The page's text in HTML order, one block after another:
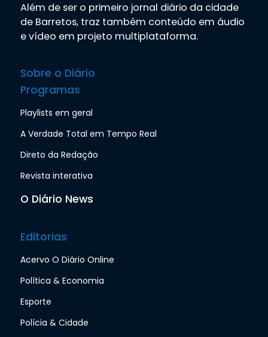
Além de ser o primeiro jornal diário da cidade
de Barretos, traz também conteúdo em áudio
e vídeo em projeto multiplataforma.
Sobre o Diário
Programas
Playlists em geral
A Verdade Total em Tempo Real
Direto da Redação
Revista interativa
O Diário News
Editorias
Acervo O Diário Online
Política & Economia
Esporte
Polícia & Cidade